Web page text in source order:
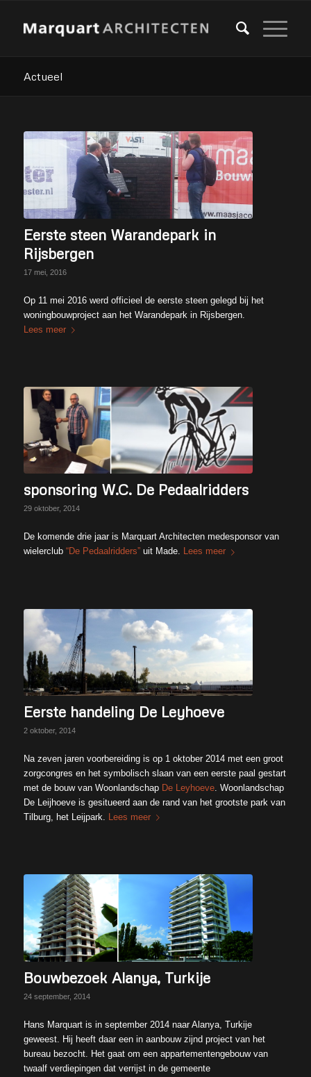
Actueel
Eerste steen Warandepark in
Rijsbergen
17 mei, 2016
Op 11 mei 2016 werd officieel de eerste steen gelegd bij het
woningbouwproject aan het Warandepark in Rijsbergen.
Lees meer
sponsoring W.C. De Pedaalridders
29 oktober, 2014
De komende drie jaar is Marquart Architecten medesponsor van
wielerclub “De Pedaalridders”uit Made. Lees meer
Eerste handeling De Leyhoeve
2 oktober, 2014
Na zeven jaren voorbereiding is op 1 oktober 2014 met een groot
zorgcongres en het symbolisch slaan van een eerste paal gestart
met de bouw van Woonlandschap De Leyhoeve. Woonlandschap
De Leijhoeve is gesitueerd aan de rand van het grootste park van
Tilburg, het Leijpark. Lees meer
Bouwbezoek Alanya, Turkije
24 september, 2014
Hans Marquart is in september 2014 naar Alanya, Turkije
geweest. Hij heeft daar een in aanbouw zijnd project van het
bureau bezocht. Het gaat om een appartementengebouw van
twaalf verdiepingen dat verrijst in de gemeente